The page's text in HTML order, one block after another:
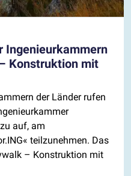
Ingenieurkammern
Konstruktion mit
der Länder rufen
auf, am
teilzunehmen. Das
– Konstruktion mit